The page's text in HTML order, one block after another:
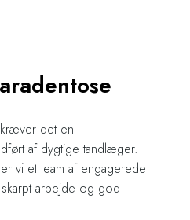
det en
af dygtige tandlæger.
er vi et team af engagerede
arbejde og god